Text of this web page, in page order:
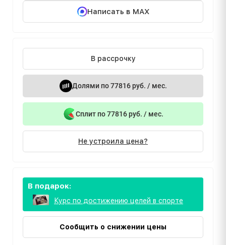
Написать в MAX
В рассрочку
Долями по 77816 руб. / мес.
Сплит по 77816 руб. / мес.
Не устроила цена?
В подарок:
Курс по достижению целей в спорте
Сообщить о снижении цены